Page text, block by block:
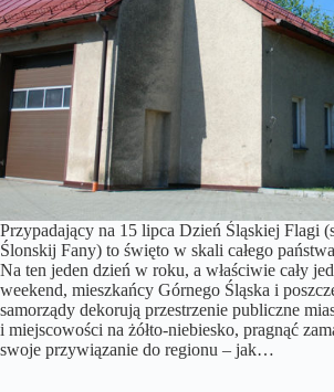
Przypadający na 15 lipca Dzień Śląskiej Flagi
Ślonskij Fany) to święto w skali całego
Na ten jeden dzień w roku, a właściwie cały
weekend, mieszkańcy Górnego Śląska i
samorządy dekorują przestrzenie publiczne
i miejscowości na żółto-niebiesko, pragnąć
swoje przywiązanie do regionu – jak…